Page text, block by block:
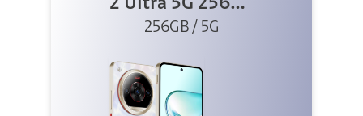
2 Ultra 5G 256GB
Blanco
256GB / 5G